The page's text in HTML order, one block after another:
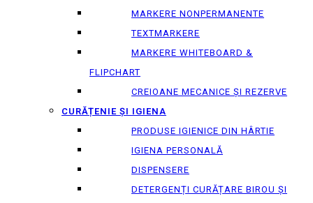
MARKERE NONPERMANENTE
TEXTMARKERE
MARKERE WHITEBOARD &
FLIPCHART
CREIOANE MECANICE ȘI REZERVE
CURĂȚENIE ȘI IGIENA
PRODUSE IGIENICE DIN HÂRTIE
IGIENA PERSONALĂ
DISPENSERE
DETERGENȚI CURĂȚARE BIROU ȘI